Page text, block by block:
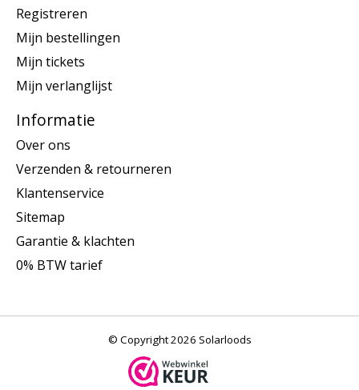
Registreren
Mijn bestellingen
Mijn tickets
Mijn verlanglijst
Informatie
Over ons
Verzenden & retourneren
Klantenservice
Sitemap
Garantie & klachten
0% BTW tarief
© Copyright 2026 Solarloods